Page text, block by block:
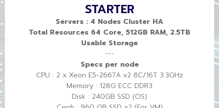
STARTER
Servers : 4 Nodes Cluster HA
Total Resources 64 Core, 512GB RAM, 2.5TB
Usable Storage
---
Specs per node
CPU : 2 x Xeon E5-2667A v2 8C/16T 3.3GHz
Memory : 128G ECC DDR3
Disk : 240GB SSD (OS)